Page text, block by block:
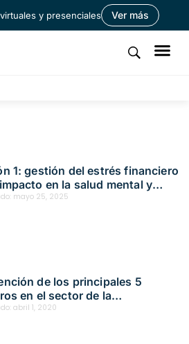
y presenciales Ver más
1: gestión del estrés financiero
en la salud mental y
Fecha: mayo 2, 2025
mayo 25, 2025
de los principales 5
en el sector de la
pública
abril 1, 2020